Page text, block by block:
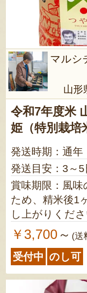
マルシ
山形
令和7年度米
姫（特別栽培
発送時期：通年
発送目安：3～5
賞味期限：風
ため、精米後1
し上がりくだ
￥3,700 ～ (送
受付中 のし可